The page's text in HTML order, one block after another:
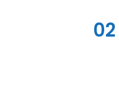
02